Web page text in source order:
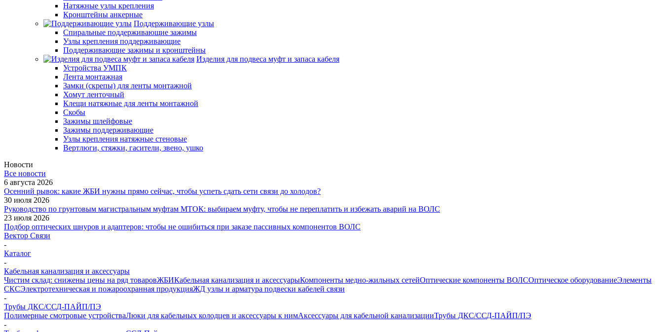
Натяжные узлы крепления
Кронштейны анкерные
Поддерживающие узлы
Спиральные поддерживающие зажимы
Узлы крепления поддерживающие
Поддерживающие зажимы и кронштейны
Изделия для подвеса муфт и запаса кабеля
Устройства УМПК
Лента монтажная
Замки (скрепы) для ленты монтажной
Хомут ленточный
Клещи натяжные для ленты монтажной
Скобы
Зажимы шлейфовые
Зажимы поддерживающие
Узлы крепления натяжные стеновые
Вертлюги, стяжки, гасители, звено, ушко
Новости
Все новости
6 августа 2026
Осенний рывок: какие ЖБИ нужны прямо сейчас, чтобы успеть сдать сети связи до холодов?
30 июля 2026
Руководство по грунтовым магистральным муфтам МТОК: выбираем муфту, чтобы не переплатить и избежать аварий на ВОЛС
23 июля 2026
Подбор оптических шнуров и адаптеров: чтобы не ошибиться при заказе пассивных компонентов ВОЛС
Вектор Связи
-
Каталог
-
Кабельная канализация и аксессуары
Чистим склад: снижены цены на ряд товаровЖБИКабельная канализация и аксессуарыКомпоненты медно-жильных сетейОптические компоненты ВОЛСОптическое оборудованиеЭлементы
СКСЭлектротехническая и пожароохранная продукцияЖД узлы и арматура подвески кабелей связи
-
Трубы ДКС/ССД-ПАЙП/ПЭ
Полимерные смотровые устройстваЛюки для кабельных колодцев и аксессуары к нимАксессуары для кабельной канализацииТрубы ДКС/ССД-ПАЙП/ПЭ
-